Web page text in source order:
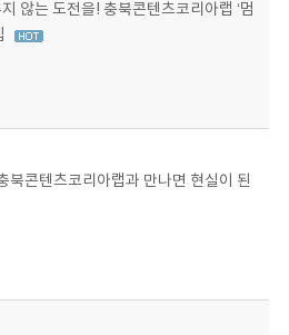
않는 도전을! 충북콘텐츠코리아랩 ‘멈
북콘텐츠코리아랩과 만나면 현실이 된